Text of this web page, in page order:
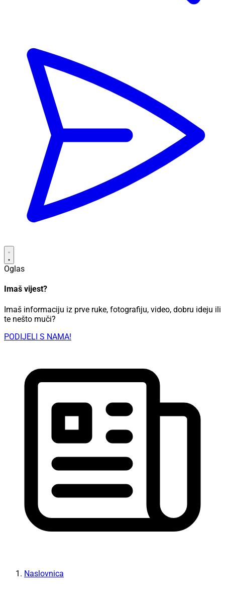
Oglas
Imaš vijest?
Imaš informaciju iz prve ruke, fotografiju, video, dobru ideju ili
te nešto muči?
PODIJELI S NAMA!
Naslovnica